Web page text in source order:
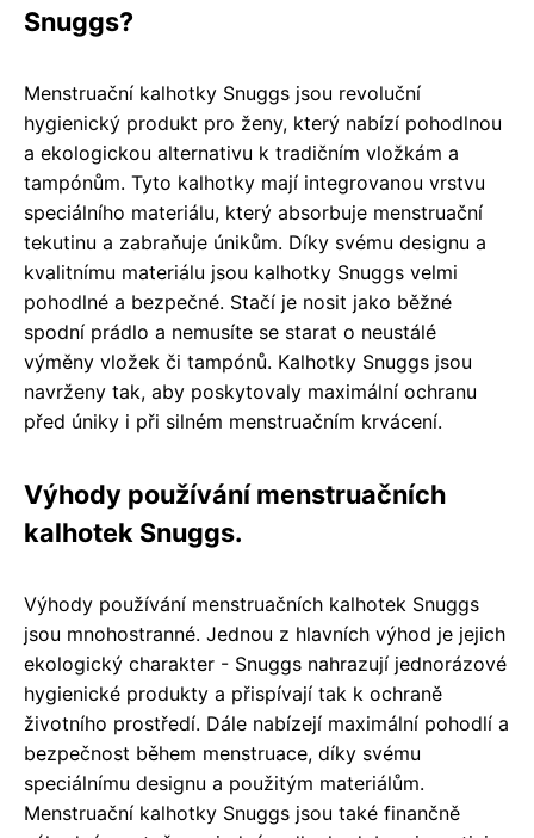
Snuggs?
Menstruační kalhotky Snuggs jsou revoluční
hygienický produkt pro ženy, který nabízí pohodlnou
a ekologickou alternativu k tradičním vložkám a
tampónům. Tyto kalhotky mají integrovanou vrstvu
speciálního materiálu, který absorbuje menstruační
tekutinu a zabraňuje únikům. Díky svému designu a
kvalitnímu materiálu jsou kalhotky Snuggs velmi
pohodlné a bezpečné. Stačí je nosit jako běžné
spodní prádlo a nemusíte se starat o neustálé
výměny vložek či tampónů. Kalhotky Snuggs jsou
navrženy tak, aby poskytovaly maximální ochranu
před úniky i při silném menstruačním krvácení.
Výhody používání menstruačních
kalhotek Snuggs.
Výhody používání menstruačních kalhotek Snuggs
jsou mnohostranné. Jednou z hlavních výhod je jejich
ekologický charakter - Snuggs nahrazují jednorázové
hygienické produkty a přispívají tak k ochraně
životního prostředí. Dále nabízejí maximální pohodlí a
bezpečnost během menstruace, díky svému
speciálnímu designu a použitým materiálům.
Menstruační kalhotky Snuggs jsou také finančně